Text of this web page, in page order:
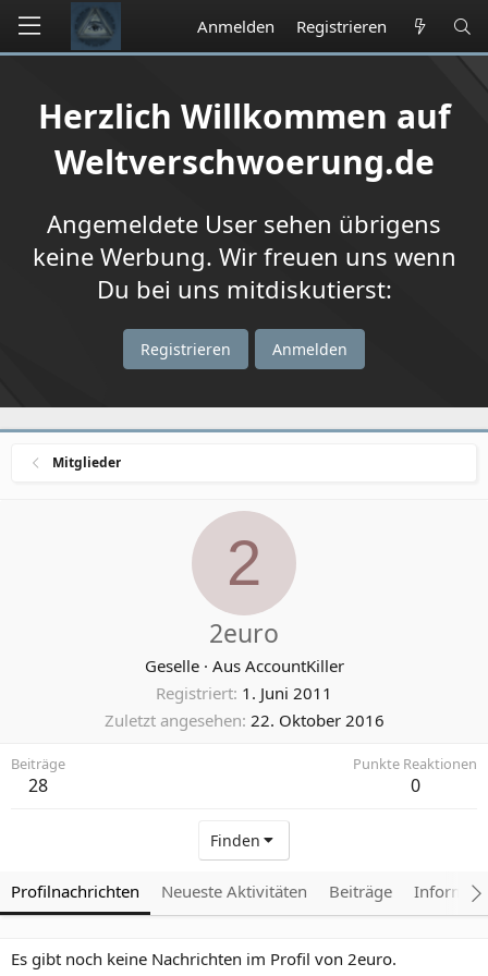
Anmelden Registrieren
Herzlich Willkommen auf
Weltverschwoerung.de
Angemeldete User sehen übrigens
keine Werbung. Wir freuen uns wenn
Du bei uns mitdiskutierst:
Registrieren Anmelden
Mitglieder
2
2euro
Geselle · Aus AccountKiller
Registriert 1. Juni 2011
Zuletzt angesehen 22. Oktober 2016
Beiträge
28
Punkte Reaktionen
0
Finden
Profilnachrichten Neueste Aktivitäten Beiträge
Es gibt noch keine Nachrichten im Profil von 2euro.